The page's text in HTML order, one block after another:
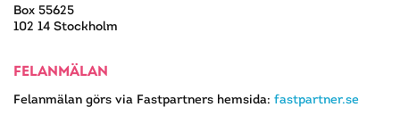
Box 55625
102 14 Stockholm
FELANMÄLAN
Felanmälan görs via Fastpartners hemsida: fastpartner.se